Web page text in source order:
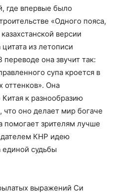
где впервые было
«Одного пояса,
версии
из летописи
она звучит так:
супа кроется в
оттенков». Она
к разнообразию
что оно делает мир богаче
помогает зрителям лучше
КНР идею
единой судьбы
выражений Си